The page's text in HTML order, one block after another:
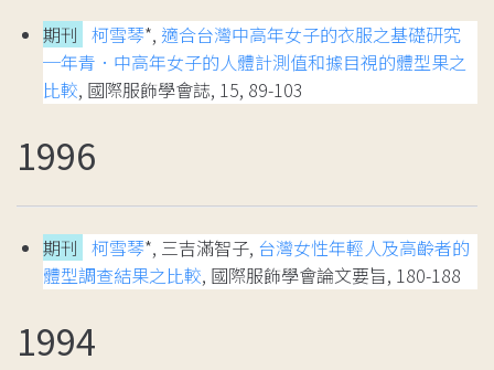
期刊 柯雪琴*, 適合台灣中高年女子的衣服之基礎研究
─年青．中高年女子的人體計測值和據目視的體型果之
比較, 國際服飾學會誌, 15, 89-103
1996
期刊 柯雪琴*, 三吉滿智子, 台灣女性年輕人及高齡者的
體型調查結果之比較, 國際服飾學會論文要旨, 180-188
1994